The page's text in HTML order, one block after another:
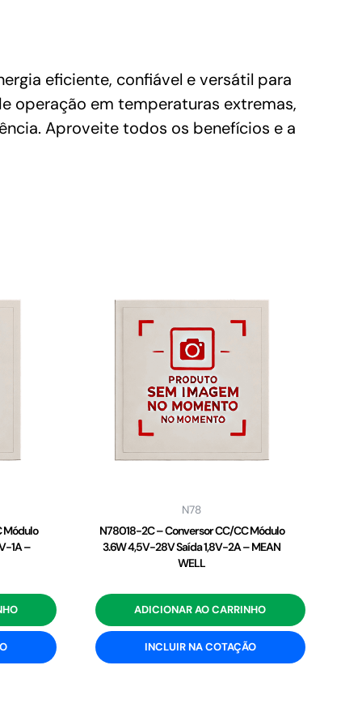
eficiente, confiável e versátil para
operação em temperaturas extremas,
Aproveite todos os benefícios e a
Módulo
1A –
N78
N78018-2C – Conversor CC/CC Módulo
3.6W 4,5V-28V Saída 1,8V-2A – MEAN
WELL
ADICIONAR AO CARRINHO
INCLUIR NA COTAÇÃO